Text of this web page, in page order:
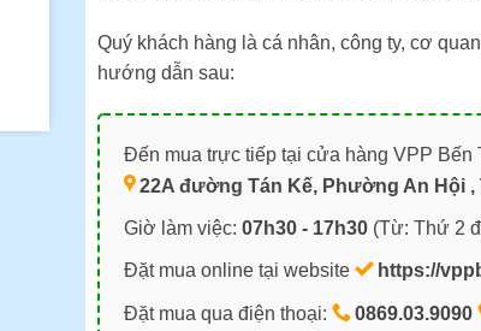
Quý khách hàng là cá nhân, công ty, cơ
hướng dẫn sau:
Đến mua trực tiếp tại cửa hàng VPP Bến
22A đường Tán Kế, Phường An Hội ,
Giờ làm việc: 07h30 - 17h30(Từ: Thứ 2
Đặt mua online tại website https://
Đặt mua qua điện thoại: 0869.03.9090